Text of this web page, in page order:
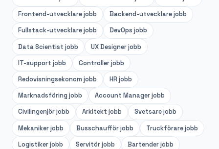
Frontend-utvecklarejobb Backend-utvecklarejobb
Fullstack-utvecklarejobb DevOps jobb
Data Scientist jobb UX Designerjobb
IT-support jobb Controllerjobb
Redovisningsekonom jobb HR jobb
Marknadsföring jobb Account Managerjobb
Civilingenjörjobb Arkitekt jobb Svetsarejobb
Mekanikerjobb Busschaufförjobb Truckförarejobb
Logistikerjobb Servitörjobb Bartenderjobb